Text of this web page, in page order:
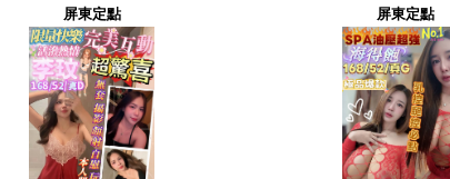
屏東定點 屏東定點